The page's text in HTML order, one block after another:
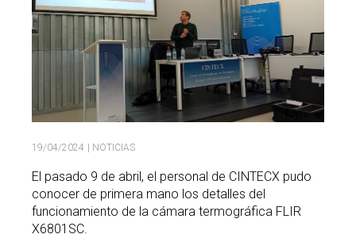
GL Search
Buscar
por:
BUSCARTwitterInstagramYoutubeLinkedin
19/04/2024 | NOTICIAS
El pasado 9 de abril, el personal de CINTECX pudo
conocer de primera mano los detalles del
funcionamiento de la cámara termográfica FLIR
X6801SC.